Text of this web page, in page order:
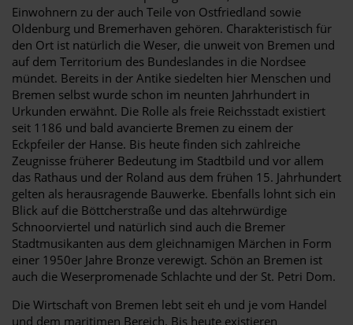
Einwohnern zu der auch Teile von Ostfriedland sowie
Oldenburg und Bremerhaven gehören. Charakteristisch für
den Ort ist natürlich die Weser, die unweit von Bremen und
auf dem Territorium des Bundeslandes in die Nordsee
mündet. Bereits in der Antike siedelten hier Menschen und
Bremen selbst wurde schon im neunten Jahrhundert in
Urkunden erwähnt. Die Rolle als freie Reichsstadt existiert
seit 1186 und bald avancierte Bremen zu einem der
Eckpfeiler der Hanse. Bis heute finden sich zahlreiche
Zeugnisse früherer Bedeutung im Stadtbild und vor allem
das Rathaus und der Roland aus dem frühen 15. Jahrhundert
gelten als herausragende Bauwerke. Ebenfalls lohnt sich ein
Blick auf die Böttcherstraße und das altehrwürdige
Schnoorviertel und natürlich sind auch die Bremer
Stadtmusikanten aus dem gleichnamigen Märchen in Form
einer 1950er Jahre Bronze verewigt. Schön an Bremen ist
auch die Weserpromenade Schlachte und der St. Petri Dom.
Die Wirtschaft von Bremen lebt seit eh und je vom Handel
und dem maritimen Bereich. Bis heute existieren